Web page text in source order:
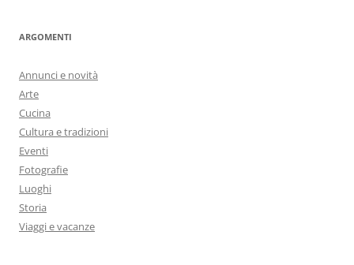
ARGOMENTI
Annunci e novità
Arte
Cucina
Cultura e tradizioni
Eventi
Fotografie
Luoghi
Storia
Viaggi e vacanze